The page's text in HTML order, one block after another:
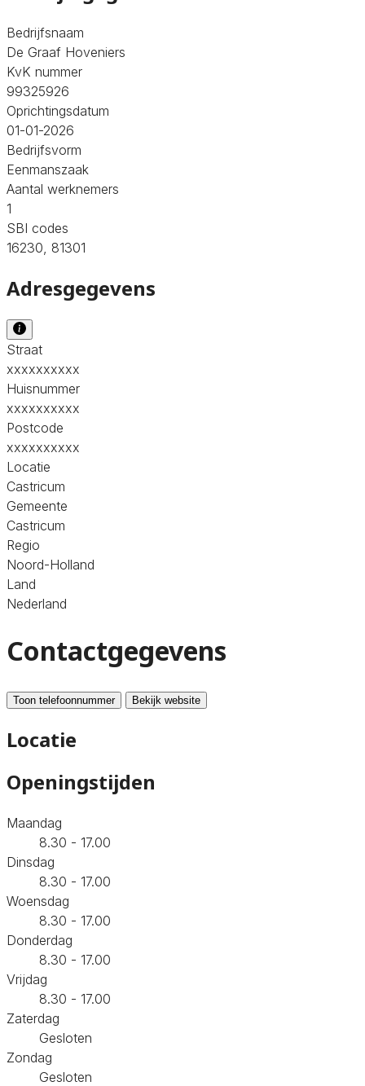
Bedrijfsnaam
De Graaf Hoveniers
KvK nummer
99325926
Oprichtingsdatum
01-01-2026
Bedrijfsvorm
Eenmanszaak
Aantal werknemers
1
SBI codes
16230, 81301
Adresgegevens
Straat
xxxxxxxxxx
Huisnummer
xxxxxxxxxx
Postcode
xxxxxxxxxx
Locatie
Castricum
Gemeente
Castricum
Regio
Noord-Holland
Land
Nederland
Contactgegevens
Toon telefoonnummer Bekijk website
Locatie
Openingstijden
Maandag
8.30 - 17.00
Dinsdag
8.30 - 17.00
Woensdag
8.30 - 17.00
Donderdag
8.30 - 17.00
Vrijdag
8.30 - 17.00
Zaterdag
Gesloten
Zondag
Gesloten